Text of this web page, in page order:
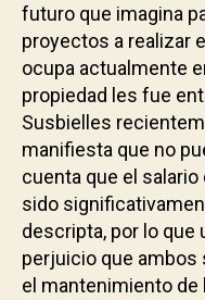
futuro que imagina
proyectos a realizar
ocupa actualmente
propiedad les fue
Susbielles
manifiesta que no
cuenta que el
sido
descripta, por lo
perjuicio que ambos
el mantenimiento de